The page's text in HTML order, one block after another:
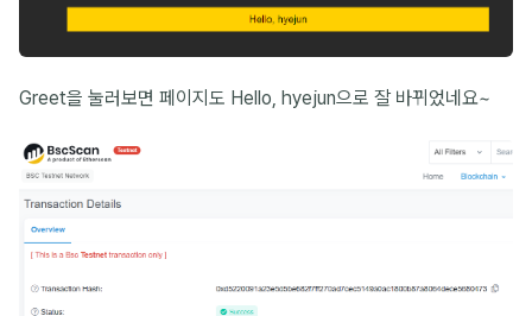
Greet을 눌러보면 페이지도 Hello, hyejun으로 잘 바뀌었네요~